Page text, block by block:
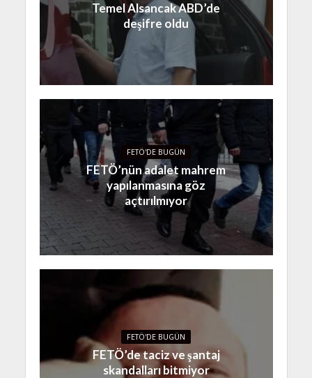
Temel Alsancak ABD’de
deşifre oldu
FETÖ'DE BUGÜN
FETÖ’nün adalet mahrem
yapılanmasına göz
açtırılmıyor
FETÖ'DE BUGÜN
FETÖ’de taciz ve şantaj
skandalları bitmiyor